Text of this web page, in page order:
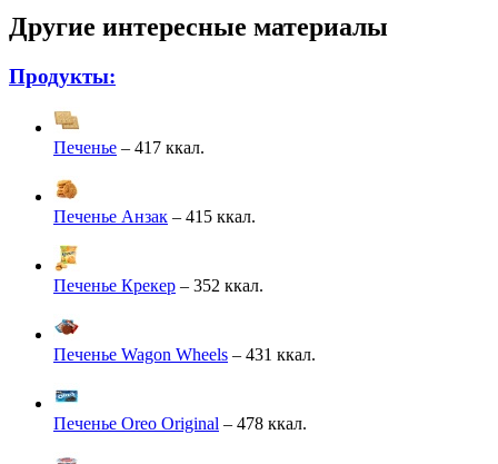
Другие интересные материалы
Продукты:
Печенье – 417 ккал.
Печенье Анзак – 415 ккал.
Печенье Крекер – 352 ккал.
Печенье Wagon Wheels – 431 ккал.
Печенье Oreo Original – 478 ккал.